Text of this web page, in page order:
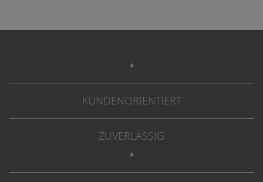
♦
KUNDENORIENTIERT
ZUVERLÄSSIG
♦